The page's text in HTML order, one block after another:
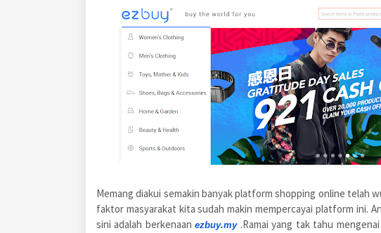
Memang diakui semakin banyak platform shopping online telah
faktor masyarakat kita sudah makin mempercayai platform ini.
sini adalah berkenaanezbuy.my.Ramai yang tak tahu